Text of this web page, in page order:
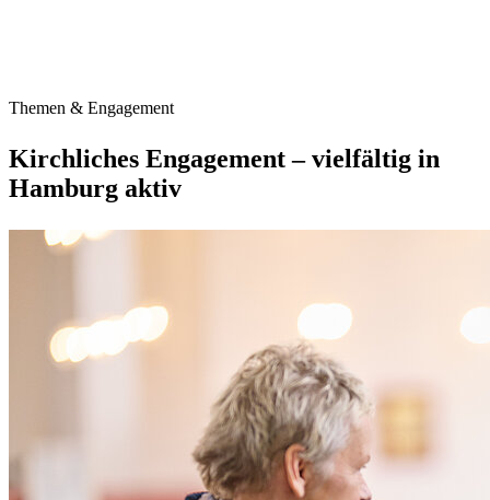
Themen & Engagement
Kirchliches Engagement – vielfältig in
Hamburg aktiv